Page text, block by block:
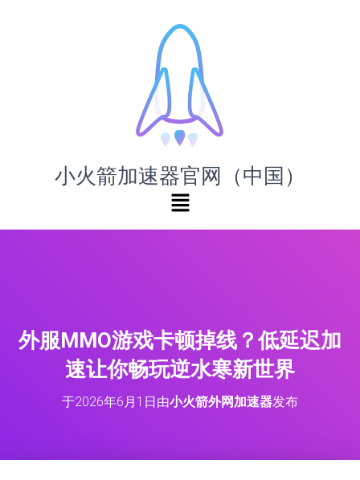
小火箭加速器官网（中国）
外服MMO游戏卡顿掉线？低延迟加
速让你畅玩逆水寒新世界
于2026年6月1日 由小火箭外网加速器发布